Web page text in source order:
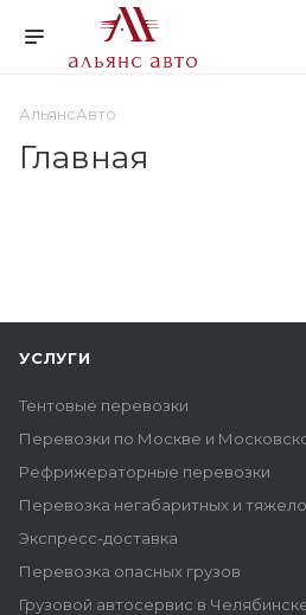
АльянсАвто
Главная
УСЛУГИ
Тентовые перевозки
Перевозки по Москве и
Рефрижераторные перевозки
Перевозка негабаритных и
Экспресс-доставка
Перевозка опасных грузов
Грузовой автосервис в